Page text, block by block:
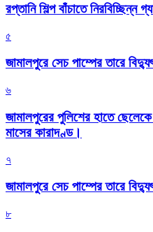
রপ্তানি শিল্প বাঁচাতে নিরবিচ্ছিন্ন
৫
জামালপুরে সেচ পাম্পের তারে
৬
জামালপুরের পুলিশের হাতে
মাসের কারাদণ্ড।
৭
জামালপুরে সেচ পাম্পের তারে
৮